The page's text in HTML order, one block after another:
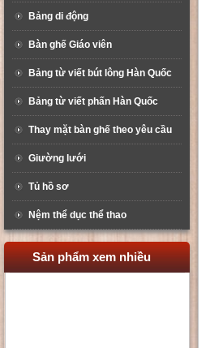
Bảng di động
Bàn ghế Giáo viên
Bảng từ viết bút lông Hàn Quốc
Bảng từ viết phấn Hàn Quốc
Thay mặt bàn ghế theo yêu cầu
Giường lưới
Tủ hồ sơ
Nệm thể dục thể thao
Sản phẩm xem nhiều